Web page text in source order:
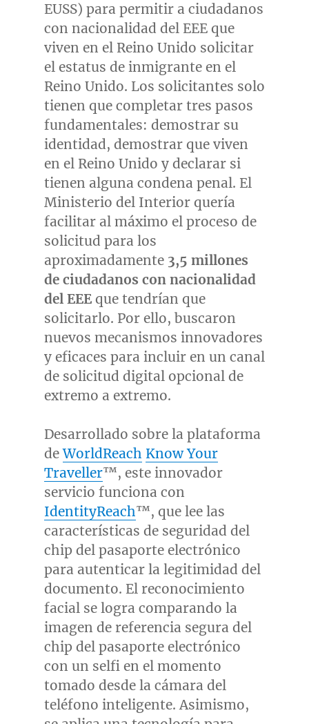
EUSS) para permitir a ciudadanos
con nacionalidad del EEE que
viven en el Reino Unido solicitar
el estatus de inmigrante en el
Reino Unido. Los solicitantes solo
tienen que completar tres pasos
fundamentales: demostrar su
identidad, demostrar que viven
en el Reino Unido y declarar si
tienen alguna condena penal. El
Ministerio del Interior quería
facilitar al máximo el proceso de
solicitud para los
aproximadamente 3,5 millones
de ciudadanos con nacionalidad
del EEEque tendrían que
solicitarlo. Por ello, buscaron
nuevos mecanismos innovadores
y eficaces para incluir en un canal
de solicitud digital opcional de
extremo a extremo.
Desarrollado sobre la plataforma
deWorldReach Know Your
Traveller™, este innovador
servicio funciona con
IdentityReach™, que lee las
características de seguridad del
chip del pasaporte electrónico
para autenticar la legitimidad del
documento. El reconocimiento
facial se logra comparando la
imagen de referencia segura del
chip del pasaporte electrónico
con un selfi en el momento
tomado desde la cámara del
teléfono inteligente. Asimismo,